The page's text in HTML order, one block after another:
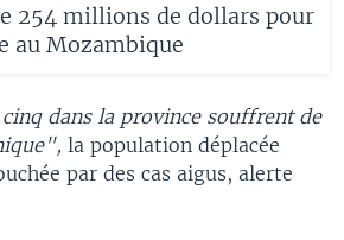
254 millions de dollars pour
au Mozambique
dans la province souffrent de
la population déplacée
par des cas aigus, alerte